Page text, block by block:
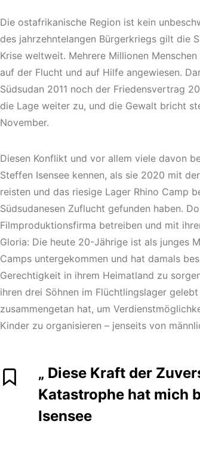
Die ostafrikanische Region ist kein
des jahrzehntelangen Bürgerkriegs gilt die
Krise weltweit. Mehrere Millionen
auf der Flucht und auf Hilfe angewiesen.
Südsudan 2011 noch der Friedensvertrag
die Lage weiter zu, und die Gewalt bricht
November.
Diesen Konflikt und vor allem viele davon
Steffen Isensee kennen, als sie 2020 mit
reisten und das riesige Lager Rhino Camp
Südsudanesen Zuflucht gefunden haben.
Filmproduktionsfirma betreiben und mit
Gloria: Die heute 20-Jährige ist als junges
Camps untergekommen und hat damals
Gerechtigkeit in ihrem Heimatland zu
ihren drei Söhnen im Flüchtlingslager
zusammengetan hat, um
Kinder zu organisieren – jenseits von
„ Diese Kraft der
Katastrophe hat mich
Isensee